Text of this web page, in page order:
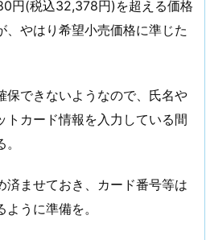
円(税込32,378円)を超える価格
、やはり希望小売価格に準じた
保できないようなので、氏名や
トカード情報を入力している間
済ませておき、カード番号等は
うに準備を。